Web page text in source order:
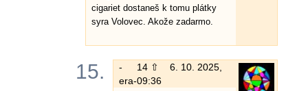
cigariet dostaneš k tomu plátky
syra Volovec. Akože zadarmo.
15.
-
era-
14 ⇧
6. 10. 2025,
09:36